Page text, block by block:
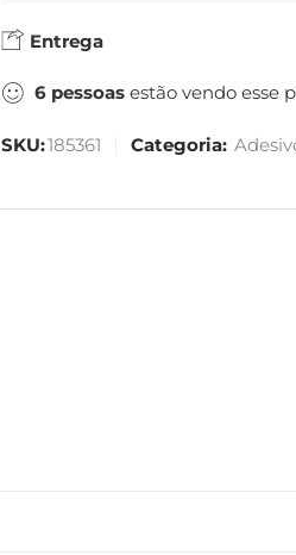
Entrega
6 pessoas estão vendo esse
SKU:185361 Categoria: